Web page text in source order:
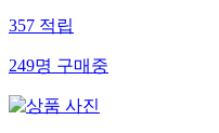
357 적립
249명 구매중